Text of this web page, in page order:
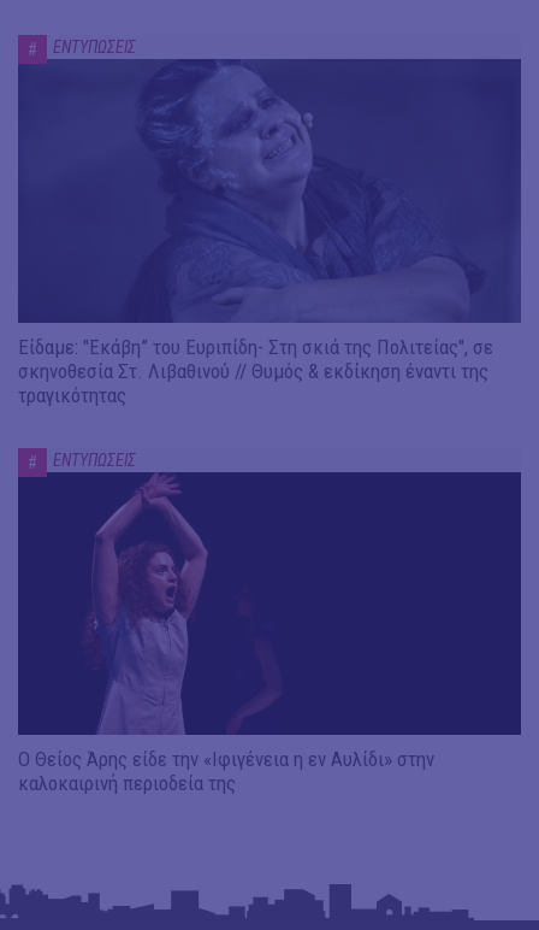
# ΕΝΤΥΠΩΣΕΙΣ
Είδαμε: "Εκάβη” του Ευριπίδη- Στη σκιά της Πολιτείας", σε
σκηνοθεσία Στ. Λιβαθινού // Θυμός & εκδίκηση έναντι της
τραγικότητας
# ΕΝΤΥΠΩΣΕΙΣ
Ο Θείος Άρης είδε την «Ιφιγένεια η εν Αυλίδι» στην
καλοκαιρινή περιοδεία της